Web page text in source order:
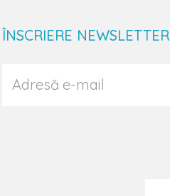
ÎNSCRIERE NEWSLETTER